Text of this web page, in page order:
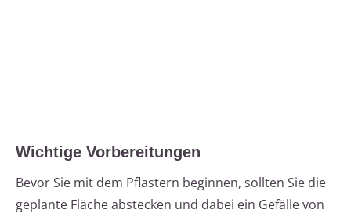
Wichtige Vorbereitungen
Bevor Sie mit dem Pflastern beginnen, sollten Sie die
geplante Fläche abstecken und dabei ein Gefälle von